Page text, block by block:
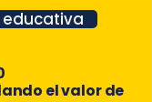
educativa
el valor de